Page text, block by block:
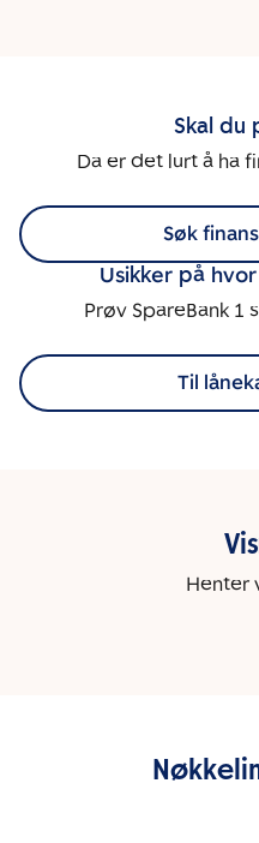
Skal du
Da er det lurt å ha
Søk
Usikker på
Prøv SpareBank 1
Til
Henter